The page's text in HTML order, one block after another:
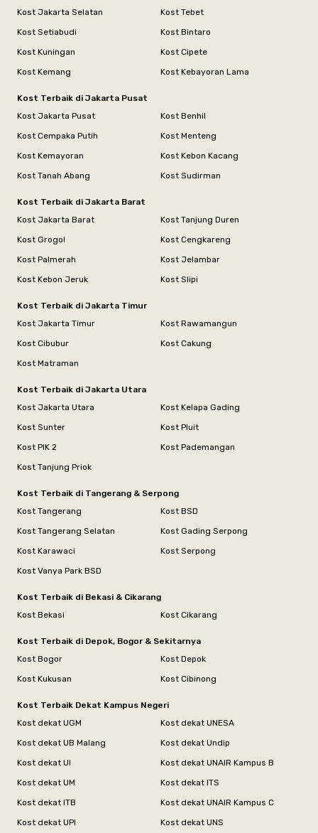
Kost Jakarta Selatan
Kost Tebet
Kost Setiabudi
Kost Bintaro
Kost Kuningan
Kost Cipete
Kost Kemang
Kost Kebayoran Lama
Kost Terbaik di Jakarta Pusat
Kost Jakarta Pusat
Kost Benhil
Kost Cempaka Putih
Kost Menteng
Kost Kemayoran
Kost Kebon Kacang
Kost Tanah Abang
Kost Sudirman
Kost Terbaik di Jakarta Barat
Kost Jakarta Barat
Kost Tanjung Duren
Kost Grogol
Kost Cengkareng
Kost Palmerah
Kost Jelambar
Kost Kebon Jeruk
Kost Slipi
Kost Terbaik di Jakarta Timur
Kost Jakarta Timur
Kost Rawamangun
Kost Cibubur
Kost Cakung
Kost Matraman
Kost Terbaik di Jakarta Utara
Kost Jakarta Utara
Kost Kelapa Gading
Kost Sunter
Kost Pluit
Kost PIK 2
Kost Pademangan
Kost Tanjung Priok
Kost Terbaik di Tangerang & Serpong
Kost Tangerang
Kost BSD
Kost Tangerang Selatan
Kost Gading Serpong
Kost Karawaci
Kost Serpong
Kost Vanya Park BSD
Kost Terbaik di Bekasi & Cikarang
Kost Bekasi
Kost Cikarang
Kost Terbaik di Depok, Bogor & Sekitarnya
Kost Bogor
Kost Depok
Kost Kukusan
Kost Cibinong
Kost Terbaik Dekat Kampus Negeri
Kost dekat UGM
Kost dekat UNESA
Kost dekat UB Malang
Kost dekat Undip
Kost dekat UI
Kost dekat UNAIR Kampus B
Kost dekat UM
Kost dekat ITS
Kost dekat ITB
Kost dekat UNAIR Kampus C
Kost dekat UPI
Kost dekat UNS